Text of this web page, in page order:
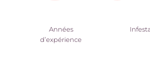
Années
d’expérience